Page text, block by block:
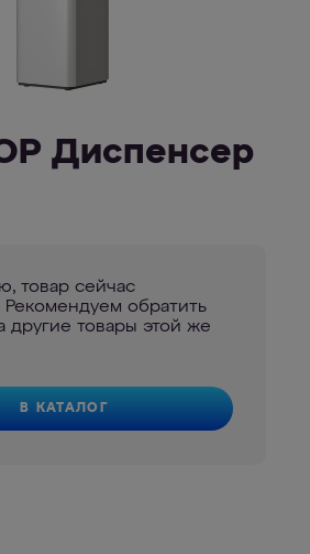
Диспенсер
товар сейчас
Рекомендуем обратить
другие товары этой же
В КАТАЛОГ